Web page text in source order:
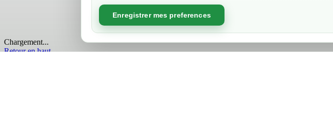
Enregistrer mes preferences
Chargement...
Retour en haut